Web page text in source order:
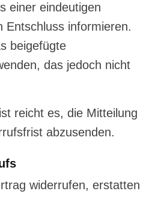
einer eindeutigen
Entschluss informieren.
beigefügte
das jedoch nicht
reicht es, die Mitteilung
abzusenden.
widerrufen, erstatten